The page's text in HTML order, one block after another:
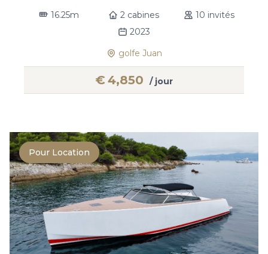
16.25m 2 cabines
10 invités
2023
golfe Juan
€4,850 / jour
Pour Location